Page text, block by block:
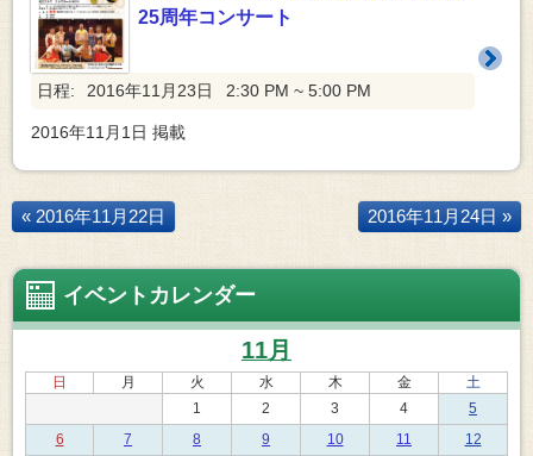
25周年コンサート
日程: 2016年11月23日 2:30 PM ~ 5:00 PM
2016年11月1日 掲載
« 2016年11月22日 2016年11月24日 »
イベントカレンダー
11月
日 月 火 水 木 金
土
1
2 3 4
5
6
7 8 9 10 11
12